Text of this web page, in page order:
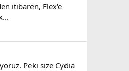
itibaren, Flex'e
Peki size Cydia